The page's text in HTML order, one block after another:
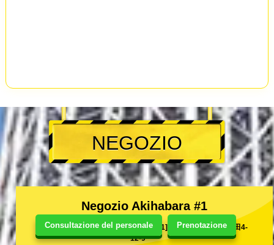
Consultazione del personale Prenotazione
NEGOZIO
Negozio Akihabara #1
[101-0021]東京都千代田区外神田4-
12-9